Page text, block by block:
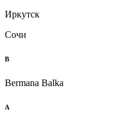
Иркутск
Сочи
B
Bermana Balka
А